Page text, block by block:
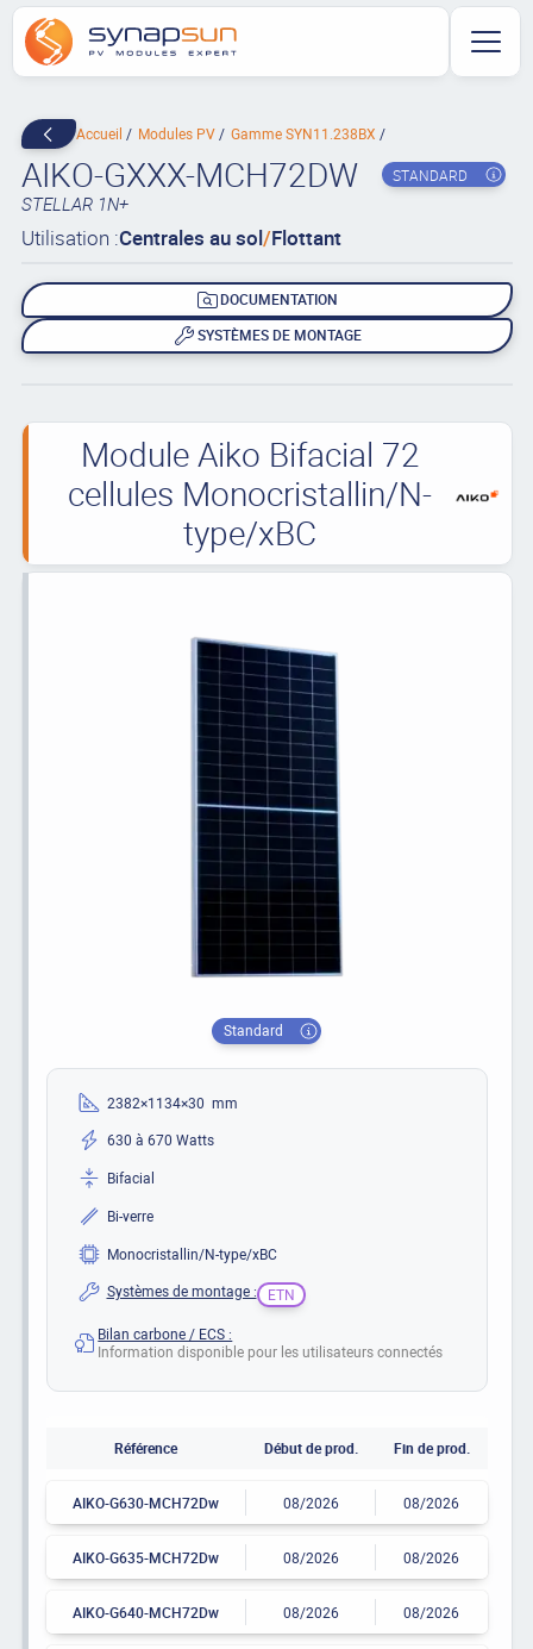
Accueil Modules PV Gamme SYN11.238BX
AIKO-GXXX-MCH72DW STANDARD
STELLAR 1N+
Utilisation :Centrales au sol/Flottant
DOCUMENTATION
SYSTÈMES DE MONTAGE
Module Aiko Bifacial 72
cellules Monocristallin/N-
type/xBC
Standard
2382×1134×30 mm
630 à 670 Watts
Bifacial
Bi-verre
Monocristallin/N-type/xBC
Systèmes de montage :
ETN
Bilan carbone / ECS :
Information disponible pour les utilisateurs connectés
Référence Début de prod. Fin de prod.
AIKO-G630-MCH72Dw 08/2026 08/2026
AIKO-G635-MCH72Dw 08/2026 08/2026
AIKO-G640-MCH72Dw 08/2026 08/2026